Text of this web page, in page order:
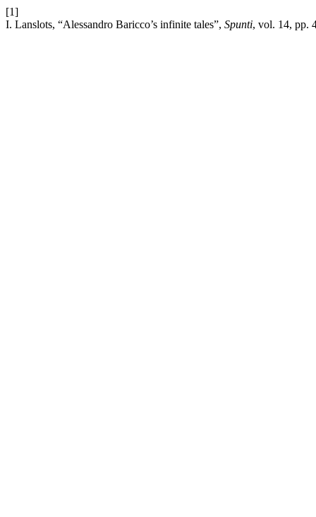
[1]
I. Lanslots, “Alessandro Baricco’s infinite tales”, Spunti, vol. 14, pp.